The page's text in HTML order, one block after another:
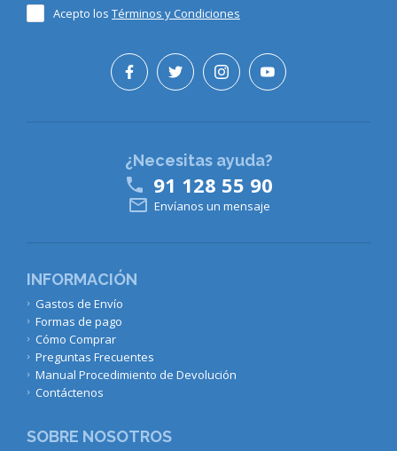
Acepto los Términos y Condiciones
INFORMACIÓN
Gastos de Envío
Formas de pago
Cómo Comprar
Preguntas Frecuentes
Manual Procedimiento de Devolución
Contáctenos
SOBRE NOSOTROS
¿Necesitas ayuda?
 91 128 55 90
 Envíanos un mensaje